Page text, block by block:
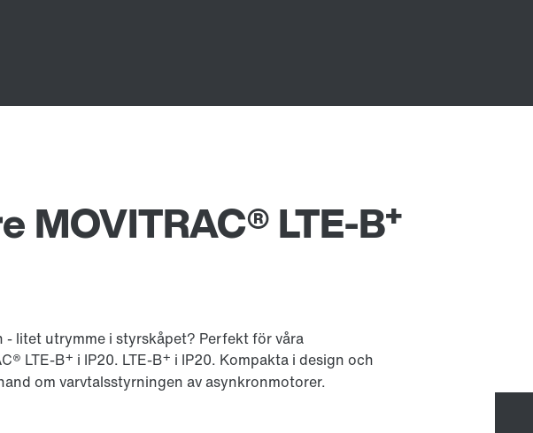
MOVITRAC® LTE-B+
litet utrymme i styrskåpet? Perfekt för våra
LTE-B+ i IP20. LTE-B+ i IP20. Kompakta i design och
om varvtalsstyrningen av asynkronmotorer.